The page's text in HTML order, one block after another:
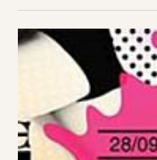
ПУБЛІКАЦІЇ